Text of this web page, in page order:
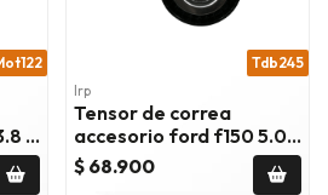
-
Tdb245
Irp
Tensor de correa
accesorio ford f150 5.0
2011/2023 ford mustang
2011/2017
$ 68.900